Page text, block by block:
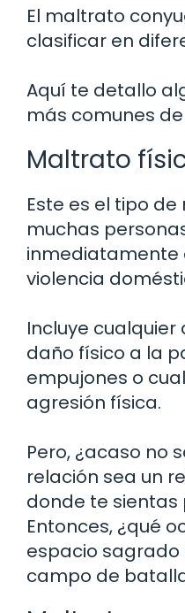
El maltrato
clasificar en
Aquí te detallo
más comunes
Maltrato
Este es el tipo
muchas
inmediatamente
violencia
Incluye
daño físico a la
empujones o
agresión física.
Pero, ¿acaso no
relación sea un
donde te sientas
Entonces, ¿qué
espacio sagrado
campo de